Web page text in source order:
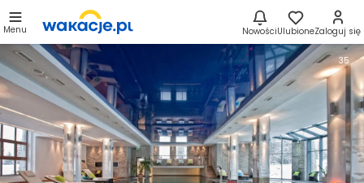
Menu NowościUlubioneZaloguj się
35